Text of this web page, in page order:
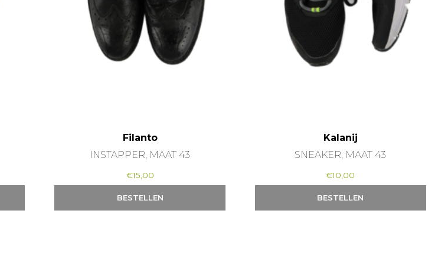
Filanto
INSTAPPER, MAAT 43
€15,00
BESTELLEN
Kalanij
SNEAKER, MAAT 43
€10,00
BESTELLEN